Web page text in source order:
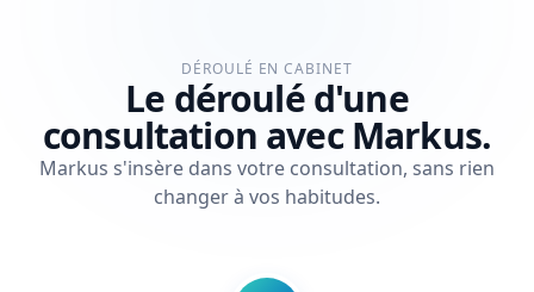
DÉROULÉ EN CABINET
Le déroulé d'une
consultation avec Markus.
Markus s'insère dans votre consultation, sans rien
changer à vos habitudes.